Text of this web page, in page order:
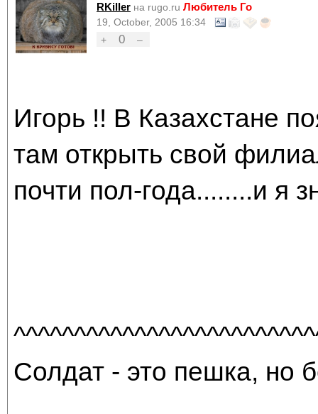
RKiller на rugo.ru Любитель Го
19, October, 2005 16:34
+
0 –
Игорь !! В Казахстане
там открыть свой
почти пол-года........и я
Солдат - это пешка, но